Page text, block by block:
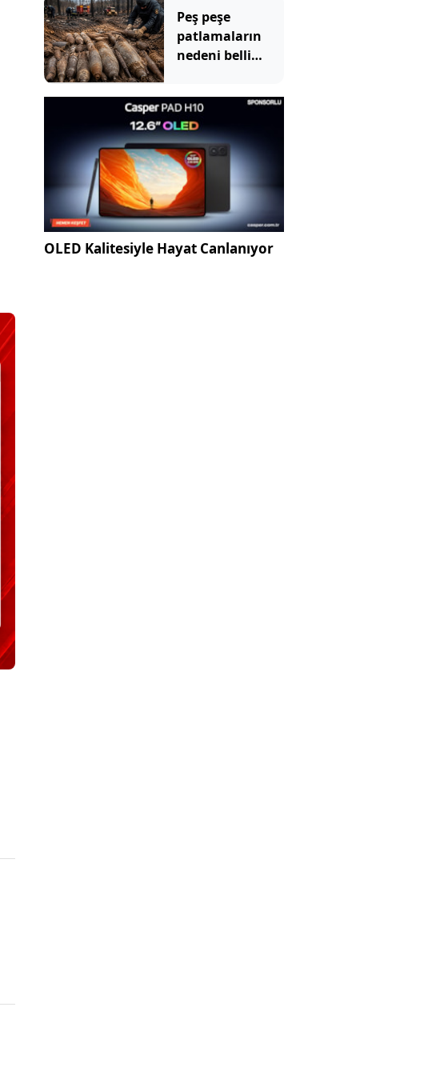
Günde 1000
kazık çakıyor
Peş peşe
patlamaların
nedeni belli
altından 400
bomba çıktı
OLED Kalitesiyle Hayat Canlanıyor